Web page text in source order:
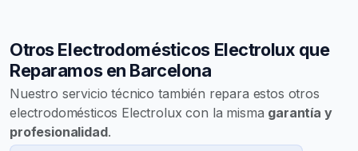
Otros Electrodomésticos Electrolux que
Reparamos en Barcelona
Nuestro servicio técnico también repara estos otros
electrodomésticos Electrolux con la misma garantía y
profesionalidad.